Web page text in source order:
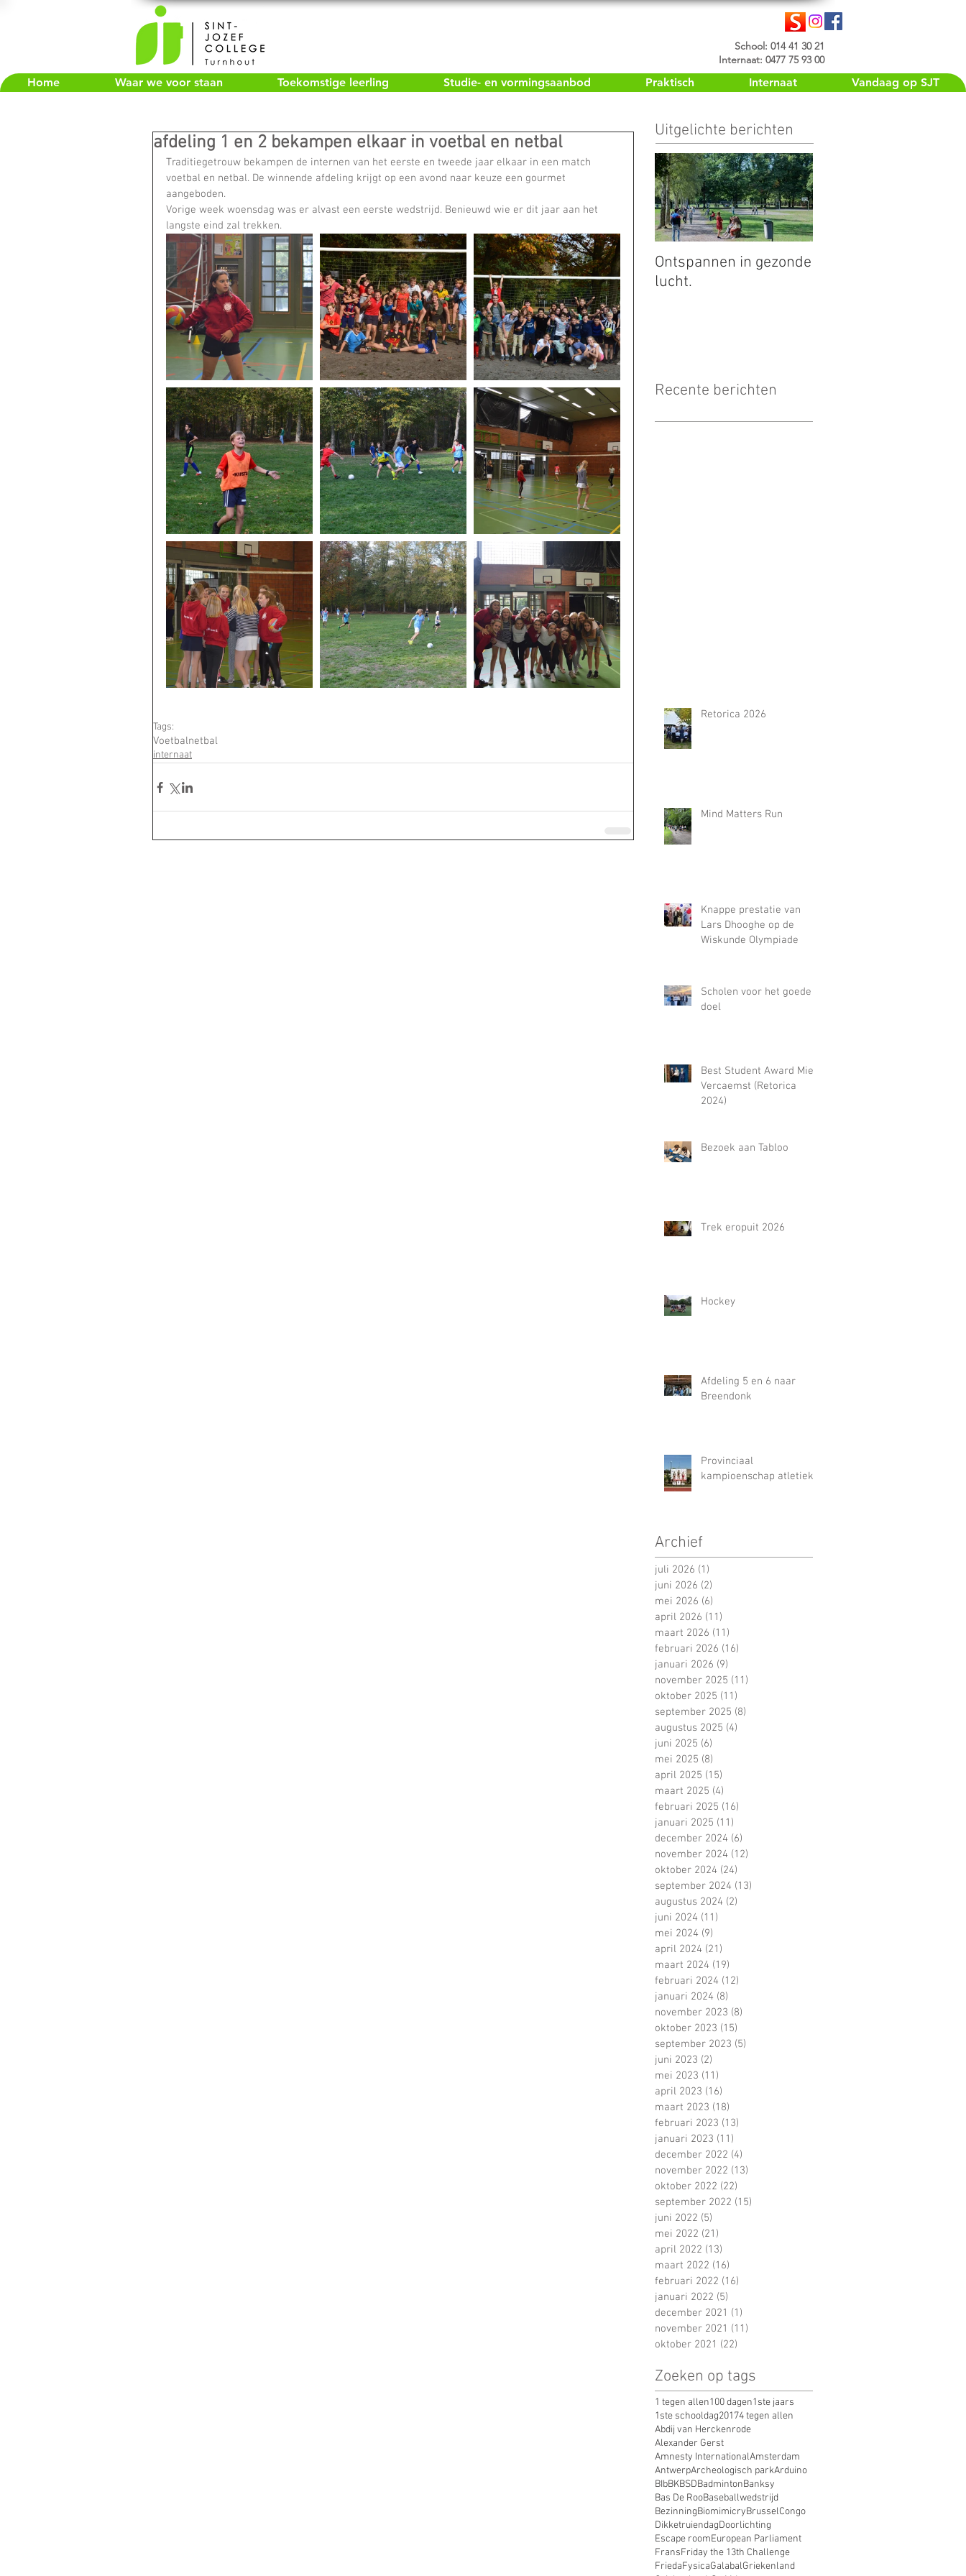
School: 014 41 30 21
Internaat: 0477 75 93 00
Home Waar we voor staan Toekomstige leerling Studie- en vormingsaanbod Praktisch Internaat Vandaag op SJT
afdeling 1 en 2 bekampen elkaar in voetbal en netbal
Traditiegetrouw bekampen de internen van het eerste en tweede jaar elkaar in een match
voetbal en netbal. De winnende afdeling krijgt op een avond naar keuze een gourmet
aangeboden.
Vorige week woensdag was er alvast een eerste wedstrijd. Benieuwd wie er dit jaar aan het
langste eind zal trekken.
Tags:
Voetbalnetbal
internaat
Uitgelichte berichten
Ontspannen in gezonde
lucht.
Recente berichten
Retorica 2026
Mind Matters Run
Knappe prestatie van
Lars Dhooghe op de
Wiskunde Olympiade
Scholen voor het goede
doel
Best Student Award Miel
Vercaemst (Retorica
2024)
Bezoek aan Tabloo
Trek eropuit 2026
Hockey
Afdeling 5 en 6 naar
Breendonk
Provinciaal
kampioenschap atletiek
Archief
juli 2026 (1)
juni 2026 (2)
mei 2026 (6)
april 2026 (11)
maart 2026 (11)
februari 2026 (16)
januari 2026 (9)
november 2025 (11)
oktober 2025 (11)
september 2025 (8)
augustus 2025 (4)
juni 2025 (6)
mei 2025 (8)
april 2025 (15)
maart 2025 (4)
februari 2025 (16)
januari 2025 (11)
december 2024 (6)
november 2024 (12)
oktober 2024 (24)
september 2024 (13)
augustus 2024 (2)
juni 2024 (11)
mei 2024 (9)
april 2024 (21)
maart 2024 (19)
februari 2024 (12)
januari 2024 (8)
november 2023 (8)
oktober 2023 (15)
september 2023 (5)
juni 2023 (2)
mei 2023 (11)
april 2023 (16)
maart 2023 (18)
februari 2023 (13)
januari 2023 (11)
december 2022 (4)
november 2022 (13)
oktober 2022 (22)
september 2022 (15)
juni 2022 (5)
mei 2022 (21)
april 2022 (13)
maart 2022 (16)
februari 2022 (16)
januari 2022 (5)
december 2021 (1)
november 2021 (11)
oktober 2021 (22)
Zoeken op tags
1 tegen allen100 dagen1ste jaars
1ste schooldag20174 tegen allen
Abdij van Herckenrode
Alexander Gerst
Amnesty InternationalAmsterdam
AntwerpArcheologisch parkArduino
BIbBKBSDBadmintonBanksy
Bas De RooBaseballwedstrijd
BezinningBiomimicryBrusselCongo
DikketruiendagDoorlichting
Escape roomEuropean Parliament
FransFriday the 13th Challenge
FriedaFysicaGalabalGriekenland